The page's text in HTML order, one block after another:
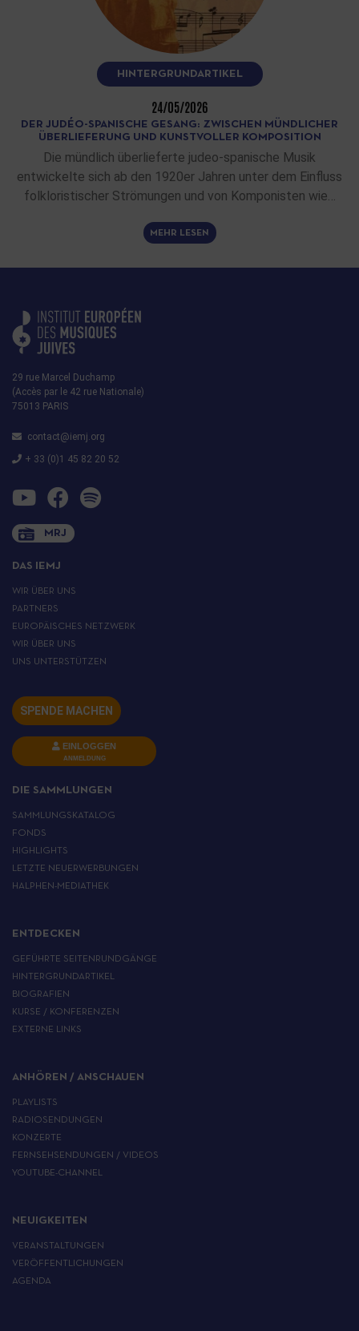
HINTERGRUNDARTIKEL
24/05/2026
DER JUDÉO-SPANISCHE GESANG: ZWISCHEN MÜNDLICHER
ÜBERLIEFERUNG UND KUNSTVOLLER KOMPOSITION
Die mündlich überlieferte judeo-spanische Musik
entwickelte sich ab den 1920er Jahren unter dem Einfluss
folkloristischer Strömungen und von Komponisten wie…
MEHR LESEN
29 rue Marcel Duchamp
(Accès par le 42 rue Nationale)
75013 PARIS
contact@iemj.org
+ 33 (0)1 45 82 20 52
MRJ
DAS IEMJ
WIR ÜBER UNS
PARTNERS
EUROPÄISCHES NETZWERK
WIR ÜBER UNS
UNS UNTERSTÜTZEN
SPENDE MACHEN
EINLOGGEN
ANMELDUNG
DIE SAMMLUNGEN
SAMMLUNGSKATALOG
FONDS
HIGHLIGHTS
LETZTE NEUERWERBUNGEN
HALPHEN-MEDIATHEK
ENTDECKEN
GEFÜHRTE SEITENRUNDGÄNGE
HINTERGRUNDARTIKEL
BIOGRAFIEN
KURSE / KONFERENZEN
EXTERNE LINKS
ANHÖREN / ANSCHAUEN
PLAYLISTS
RADIOSENDUNGEN
KONZERTE
FERNSEHSENDUNGEN / VIDEOS
YOUTUBE-CHANNEL
NEUIGKEITEN
VERANSTALTUNGEN
VERÖFFENTLICHUNGEN
AGENDA